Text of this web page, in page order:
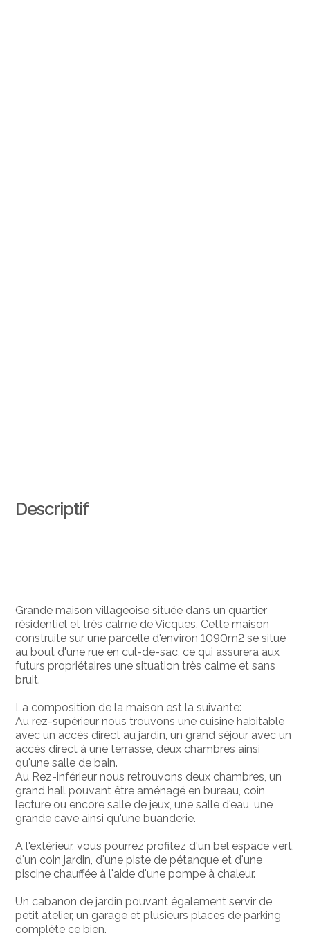
Descriptif
Grande maison villageoise située dans un quartier
résidentiel et très calme de Vicques. Cette maison
construite sur une parcelle d'environ 1090m2 se situe
au bout d'une rue en cul-de-sac, ce qui assurera aux
futurs propriétaires une situation très calme et sans
bruit.
La composition de la maison est la suivante:
Au rez-supérieur nous trouvons une cuisine habitable
avec un accès direct au jardin, un grand séjour avec un
accès direct à une terrasse, deux chambres ainsi
qu'une salle de bain.
Au Rez-inférieur nous retrouvons deux chambres, un
grand hall pouvant être aménagé en bureau, coin
lecture ou encore salle de jeux, une salle d'eau, une
grande cave ainsi qu'une buanderie.
A l'extérieur, vous pourrez profitez d'un bel espace vert,
d'un coin jardin, d'une piste de pétanque et d'une
piscine chauffée à l'aide d'une pompe à chaleur.
Un cabanon de jardin pouvant également servir de
petit atelier, un garage et plusieurs places de parking
complète ce bien.